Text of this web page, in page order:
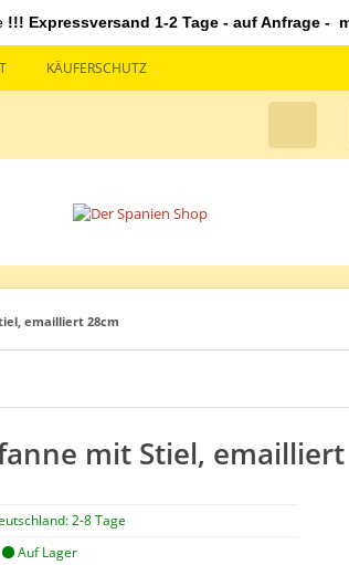
!!! Expressversand 1-2 Tage - auf Anfrage -
KÄUFERSCHUTZ
emailliert 28cm
mit Stiel,
2-8 Tage
Auf Lager